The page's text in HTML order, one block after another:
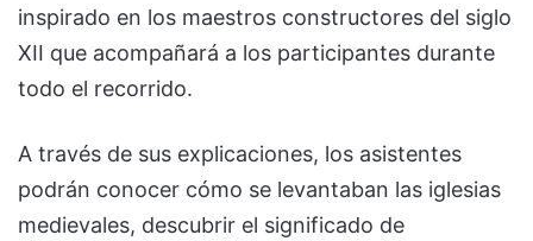
inspirado en los maestros constructores del siglo
XII que acompañará a los participantes durante
todo el recorrido.
A través de sus explicaciones, los asistentes
podrán conocer cómo se levantaban las iglesias
medievales, descubrir el significado de